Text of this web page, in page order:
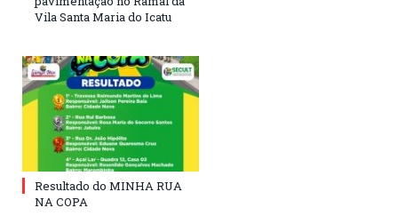
Vila Santa Maria do Icatu
Resultado do MINHA RUA
NA COPA